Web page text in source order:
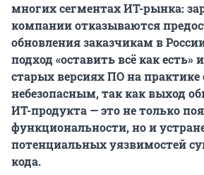
многих сегментах ИТ-рынка:
компании отказываются
обновления заказчикам в
подход «оставить всё как есть»
старых версиях ПО на практике
небезопасным, так как выход
ИТ-продукта — это не только
функциональности, но и
потенциальных уязвимостей
кода.